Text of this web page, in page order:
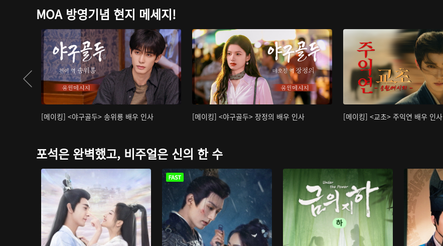
MOA 방영기념 현지 메세지!
[메이킹] <야구골두> 송위룡 배우 인사 [메이킹] <야구골두> 장정의 배우 인사 [메이킹] <교초> 주익연 배우 인사
포석은 완벽했고, 비주얼은 신의 한 수